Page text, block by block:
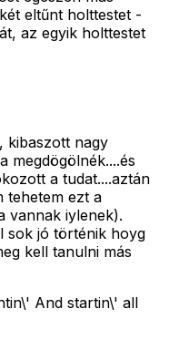
eltűnt holttestet -
az egyik holttestet
kibaszott nagy
megdögölnék....és
a tudat....aztán
tehetem ezt a
vannak iylenek).
sok jó történik hoyg
kell tanulni más
And startin\' all